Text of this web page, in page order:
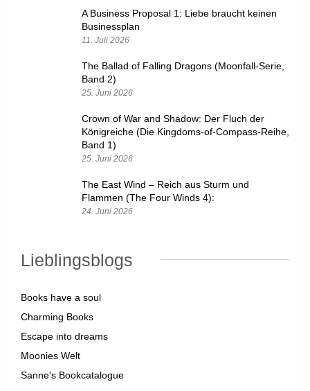
A Business Proposal 1: Liebe braucht keinen
Businessplan
11. Juli 2026
The Ballad of Falling Dragons (Moonfall-Serie,
Band 2)
25. Juni 2026
Crown of War and Shadow: Der Fluch der
Königreiche (Die Kingdoms-of-Compass-Reihe,
Band 1)
25. Juni 2026
The East Wind – Reich aus Sturm und
Flammen (The Four Winds 4):
24. Juni 2026
Lieblingsblogs
Books have a soul
Charming Books
Escape into dreams
Moonies Welt
Sanne's Bookcatalogue